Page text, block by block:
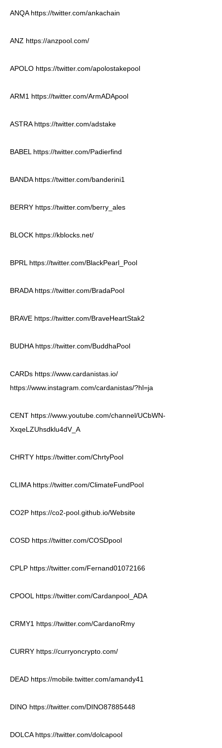
ANQA https://twitter.com/ankachain
ANZ https://anzpool.com/
APOLO https://twitter.com/apolostakepool
ARM1 https://twitter.com/ArmADApool
ASTRA https://twitter.com/adstake
BABEL https://twitter.com/Padierfind
BANDA https://twitter.com/banderini1
BERRY https://twitter.com/berry_ales
BLOCK https://kblocks.net/
BPRL https://twitter.com/BlackPearl_Pool
BRADA https://twitter.com/BradaPool
BRAVE https://twitter.com/BraveHeartStak2
BUDHA https://twitter.com/BuddhaPool
CARDs https://www.cardanistas.io/
https://www.instagram.com/cardanistas/?hl=ja
CENT https://www.youtube.com/channel/UCbWN-
XxqeLZUhsdklu4dV_A
CHRTY https://twitter.com/ChrtyPool
CLIMA https://twitter.com/ClimateFundPool
CO2P https://co2-pool.github.io/Website
COSD https://twitter.com/COSDpool
CPLP https://twitter.com/Fernand01072166
CPOOL https://twitter.com/Cardanpool_ADA
CRMY1 https://twitter.com/CardanoRmy
CURRY https://curryoncrypto.com/
DEAD https://mobile.twitter.com/amandy41
DINO https://twitter.com/DINO87885448
DOLCA https://twitter.com/dolcapool